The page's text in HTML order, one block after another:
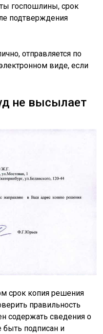
госпошлины, срок
подтверждения
отправляется по
виде, если
не высылает
срок копия решения
правильность
содержать сведения о
быть подписан и